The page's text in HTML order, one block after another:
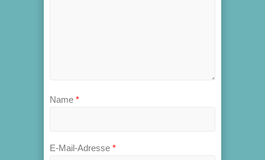
Name *
E-Mail-Adresse *